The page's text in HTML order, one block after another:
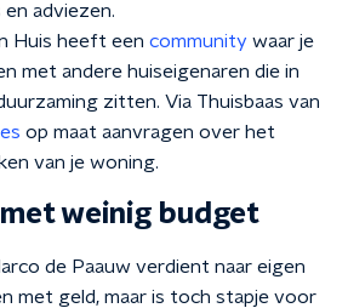
adviezen.
Huis heeft een community waar je
met andere huiseigenaren die in
zitten. Via Thuisbaas van
op maat aanvragen over het
van je woning.
weinig budget
de Paauw verdient naar eigen
met geld, maar is toch stapje voor